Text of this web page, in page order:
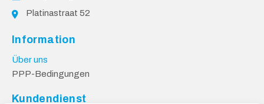
Platinastraat 52
Information
Über uns
PPP-Bedingungen
Kundendienst